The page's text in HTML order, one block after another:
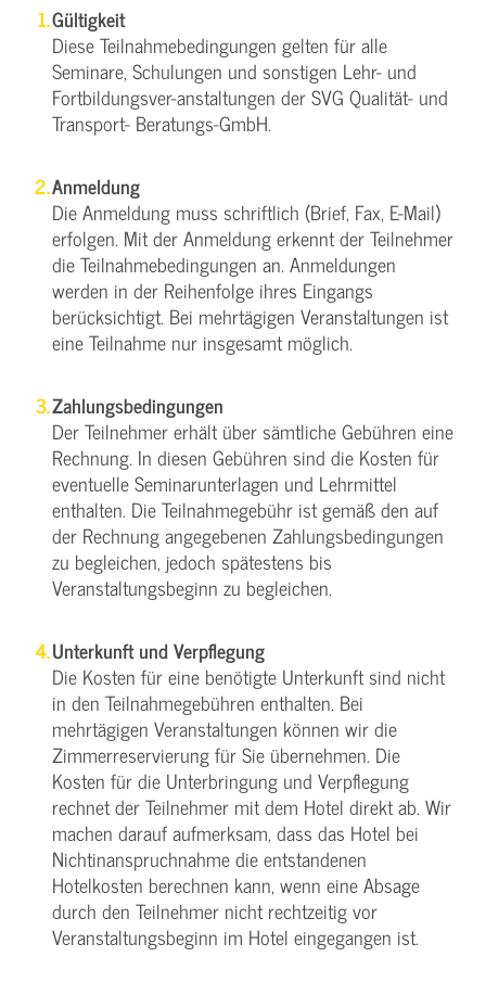
Gültigkeit
Diese Teilnahmebedingungen gelten für alle
Seminare, Schulungen und sonstigen Lehr- und
Fortbildungsver-anstaltungen der SVG Qualität- und
Transport- Beratungs-GmbH.
Anmeldung
Die Anmeldung muss schriftlich (Brief, Fax, E-Mail)
erfolgen. Mit der Anmeldung erkennt der Teilnehmer
die Teilnahmebedingungen an. Anmeldungen
werden in der Reihenfolge ihres Eingangs
berücksichtigt. Bei mehrtägigen Veranstaltungen ist
eine Teilnahme nur insgesamt möglich.
Zahlungsbedingungen
Der Teilnehmer erhält über sämtliche Gebühren eine
Rechnung. In diesen Gebühren sind die Kosten für
eventuelle Seminarunterlagen und Lehrmittel
enthalten. Die Teilnahmegebühr ist gemäß den auf
der Rechnung angegebenen Zahlungsbedingungen
zu begleichen, jedoch spätestens bis
Veranstaltungsbeginn zu begleichen.
Unterkunft und Verpflegung
Die Kosten für eine benötigte Unterkunft sind nicht
in den Teilnahmegebühren enthalten. Bei
mehrtägigen Veranstaltungen können wir die
Zimmerreservierung für Sie übernehmen. Die
Kosten für die Unterbringung und Verpflegung
rechnet der Teilnehmer mit dem Hotel direkt ab. Wir
machen darauf aufmerksam, dass das Hotel bei
Nichtinanspruchnahme die entstandenen
Hotelkosten berechnen kann, wenn eine Absage
durch den Teilnehmer nicht rechtzeitig vor
Veranstaltungsbeginn im Hotel eingegangen ist.